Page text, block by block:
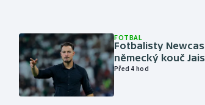
FOTBAL
Fotbalisty
německý kouč
Před 4 hod